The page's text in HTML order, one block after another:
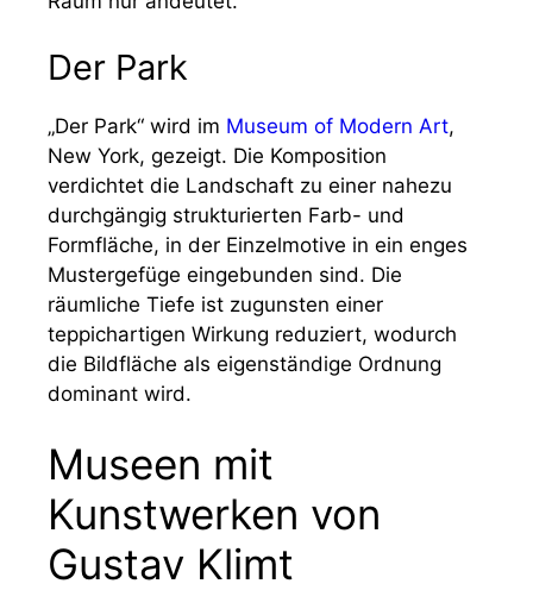
Der Park
„Der Park“ wird im Museum of Modern Art,
New York, gezeigt. Die Komposition
verdichtet die Landschaft zu einer nahezu
durchgängig strukturierten Farb- und
Formfläche, in der Einzelmotive in ein enges
Mustergefüge eingebunden sind. Die
räumliche Tiefe ist zugunsten einer
teppichartigen Wirkung reduziert, wodurch
die Bildfläche als eigenständige Ordnung
dominant wird.
Museen mit
Kunstwerken von
Gustav Klimt